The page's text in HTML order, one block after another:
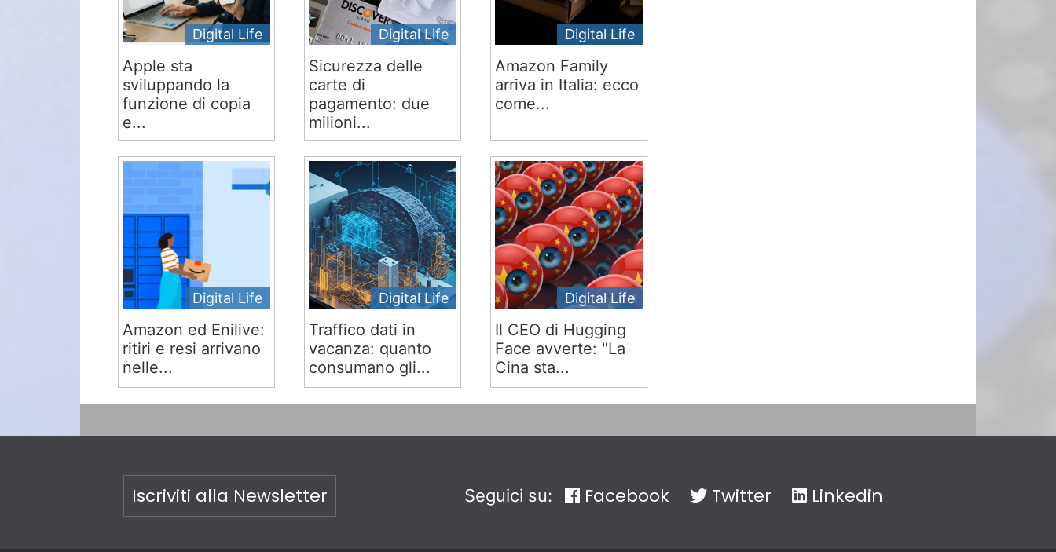
Digital Life
Apple sta
sviluppando la
funzione di copia
e...
Digital Life
Sicurezza delle
carte di
pagamento: due
milioni...
Digital Life
Amazon Family
arriva in Italia: ecco
come...
Digital Life
Amazon ed Enilive:
ritiri e resi arrivano
nelle...
Digital Life
Traffico dati in
vacanza: quanto
consumano gli...
Digital Life
Il CEO di Hugging
Face avverte: "La
Cina sta...
Iscriviti alla Newsletter Seguici su: Facebook Twitter Linkedin